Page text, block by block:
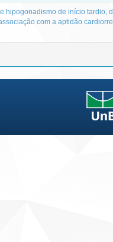
hipogonadismo de início tardio,
com a aptidão